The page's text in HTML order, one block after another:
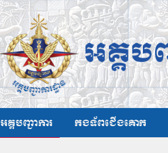
អគ្គបញ្ជាការ កងទ័ពជើងគោក